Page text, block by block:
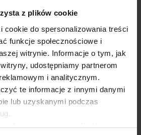
z plików cookie
cookie do spersonalizowania treści
funkcje społecznościowe i
witrynie. Informacje o tym, jak
udostępniamy partnerom
i analitycznym.
te informacje z innymi danymi
lub uzyskanymi podczas
może uniemożliwić